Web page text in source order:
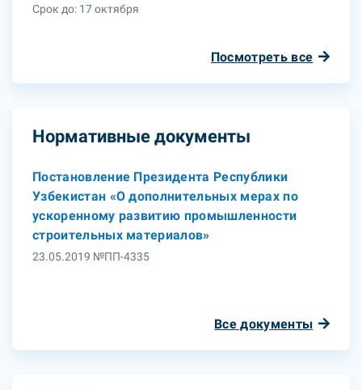
Срок до: 17 октября
Посмотреть все
Нормативные документы
Постановление Президента Республики
Узбекистан «О дополнительных мерах по
ускоренному развитию промышленности
строительных материалов»
23.05.2019 №ПП-4335
Все документы